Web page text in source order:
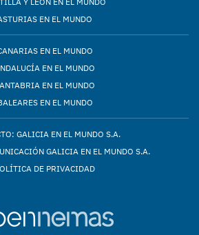
EN EL MUNDO
EN EL MUNDO
EN EL MUNDO
EN EL MUNDO
EN EL MUNDO
GALICIA EN EL MUNDO S.A.
GALICIA EN EL MUNDO S.A.
DE PRIVACIDAD